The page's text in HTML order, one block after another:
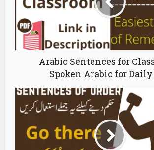
Arabic Sentences for
Spoken Arabic for